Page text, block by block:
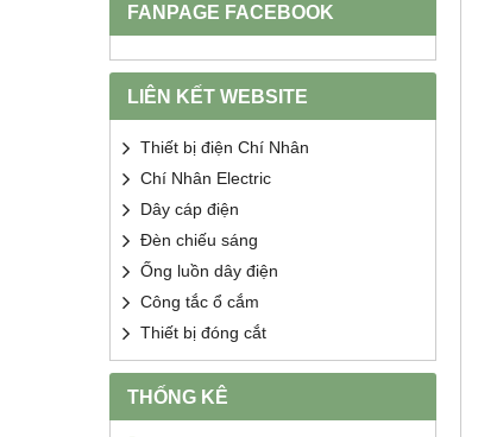
FANPAGE FACEBOOK
LIÊN KẾT WEBSITE
Thiết bị điện Chí Nhân
Chí Nhân Electric
Dây cáp điện
Đèn chiếu sáng
Ống luồn dây điện
Công tắc ổ cắm
Thiết bị đóng cắt
THỐNG KÊ